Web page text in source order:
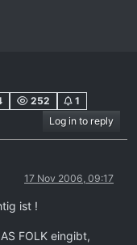
252
1
Log in to reply
17 Nov 2006, 09:17
ist !
FOLK eingibt,